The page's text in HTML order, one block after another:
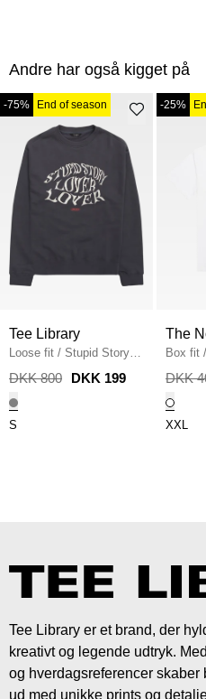
Andre har også kigget på
-75% End of season
Tee Library
Loose fit / Stupid Story
Lover Sweatshirt
DKK 800 DKK 199
S
-25%
The
Face
Box fit /
HVID
DKK
XXL
Tee Library er et brand, der
kreativt og legende udtryk.
og hverdagsreferencer
ud med unikke prints og